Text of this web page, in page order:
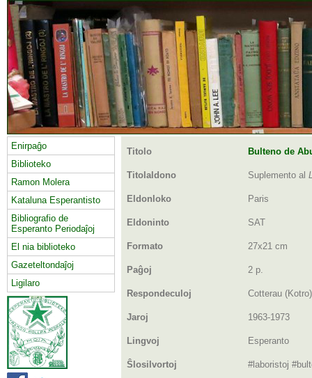
Enirpaĝo
Biblioteko
Ramon Molera
Kataluna Esperantisto
Bibliografio de
Esperanto Periodaĵoj
El nia biblioteko
Gazeteltondaĵoj
Ligilaro
Titolo Bulteno de
Titolaldono Suplemento al
Eldonloko Paris
Eldoninto SAT
Formato 27x21 cm
Paĝoj 2 p.
Respondeculoj Cotterau
Jaroj 1963-1973
Lingvoj Esperanto
Ŝlosilvortoj #laboristoj